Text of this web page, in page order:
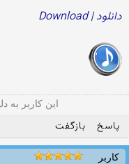
دانلود | Download
این کاربر به
پاسخ بازگفت
کاربر